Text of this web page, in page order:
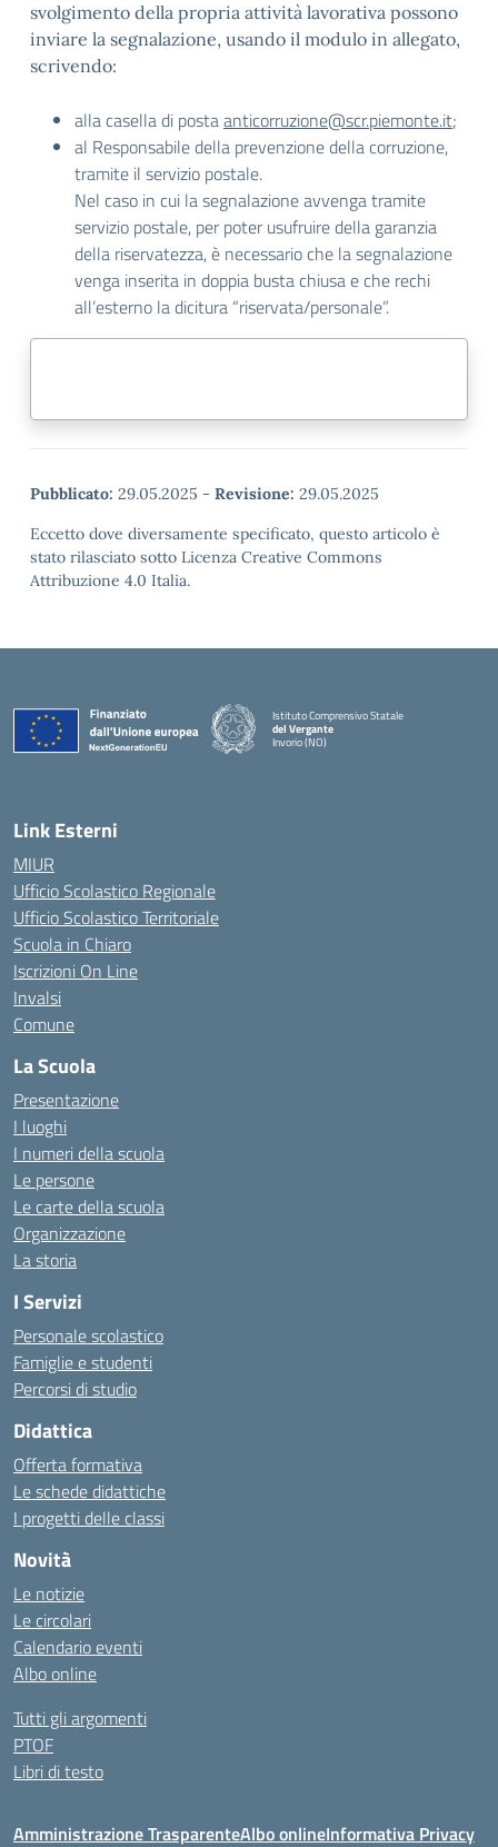
svolgimento della propria attività lavorativa possono
inviare la segnalazione, usando il modulo in allegato,
scrivendo:
alla casella di postaanticorruzione@scr.piemonte.it;
al Responsabile della prevenzione della corruzione,
tramite il servizio postale.
Nel caso in cui la segnalazione avvenga tramite
servizio postale, per poter usufruire della garanzia
della riservatezza, è necessario che la segnalazione
venga inserita in doppia busta chiusa e che rechi
all’esterno la dicitura “riservata/personale”.
Pubblicato: 29.05.2025 - Revisione: 29.05.2025
Eccetto dove diversamente specificato, questo articolo è
stato rilasciato sotto Licenza Creative Commons
Attribuzione 4.0 Italia.
Istituto Comprensivo Statale
del Vergante
Invorio (NO)
Link Esterni
MIUR
Ufficio Scolastico Regionale
Ufficio Scolastico Territoriale
Scuola in Chiaro
Iscrizioni On Line
Invalsi
Comune
La Scuola
Presentazione
I luoghi
I numeri della scuola
Le persone
Le carte della scuola
Organizzazione
La storia
I Servizi
Personale scolastico
Famiglie e studenti
Percorsi di studio
Didattica
Offerta formativa
Le schede didattiche
I progetti delle classi
Novità
Le notizie
Le circolari
Calendario eventi
Albo online
Tutti gli argomenti
PTOF
Libri di testo
Amministrazione TrasparenteAlbo onlineInformativa Privacy